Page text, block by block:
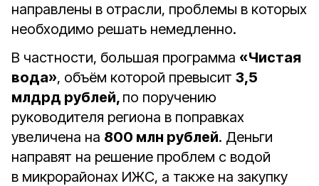
направлены в отрасли, проблемы в которых
необходимо решать немедленно.
В частности, большая программа «Чистая
вода», объём которой превысит 3,5
млдрд рублей, по поручению
руководителя региона в поправках
увеличена на 800 млн рублей. Деньги
направят на решение проблем с водой
в микрорайонах ИЖС, а также на закупку